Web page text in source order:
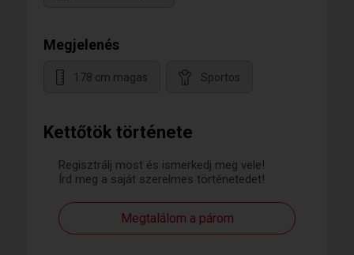
Kettőtök története
Regisztrálj most és ismerkedj meg vele!
Írd meg a saját szerelmes történetedet!
Megtalálom a párom
Megjelenés
178 cm magas Sportos